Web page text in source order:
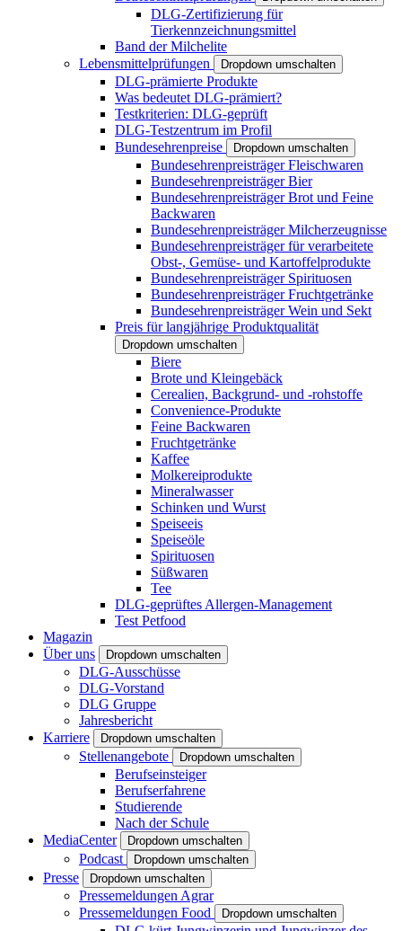
DLG-Zertifizierung für
Tierkennzeichnungsmittel
Band der Milchelite
Lebensmittelprüfungen
Dropdown umschalten
DLG-prämierte Produkte
Was bedeutet DLG-prämiert?
Testkriterien: DLG-geprüft
DLG-Testzentrum im Profil
Bundesehrenpreise
Dropdown umschalten
Bundesehrenpreisträger Fleischwaren
Bundesehrenpreisträger Bier
Bundesehrenpreisträger Brot und Feine
Backwaren
Bundesehrenpreisträger Milcherzeugnisse
Bundesehrenpreisträger für verarbeitete
Obst-, Gemüse- und Kartoffelprodukte
Bundesehrenpreisträger Spirituosen
Bundesehrenpreisträger Fruchtgetränke
Bundesehrenpreisträger Wein und Sekt
Preis für langjährige Produktqualität
Dropdown umschalten
Biere
Brote und Kleingebäck
Cerealien, Backgrund- und -rohstoffe
Convenience-Produkte
Feine Backwaren
Fruchtgetränke
Kaffee
Molkereiprodukte
Mineralwasser
Schinken und Wurst
Speiseeis
Speiseöle
Spirituosen
Süßwaren
Tee
DLG-geprüftes Allergen-Management
Test Petfood
Magazin
Über uns
Dropdown umschalten
DLG-Ausschüsse
DLG-Vorstand
DLG Gruppe
Jahresbericht
Karriere
Dropdown umschalten
Stellenangebote Dropdown umschalten
Berufseinsteiger
Berufserfahrene
Studierende
Nach der Schule
MediaCenter
Dropdown umschalten
Podcast Dropdown umschalten
Presse Dropdown umschalten
Pressemeldungen Agrar
Pressemeldungen Food
Dropdown umschalten